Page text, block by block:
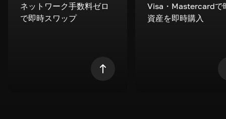
ネットワーク手数料ゼロ
で即時スワップ
Visa・Mastercardで
資産を即時購入